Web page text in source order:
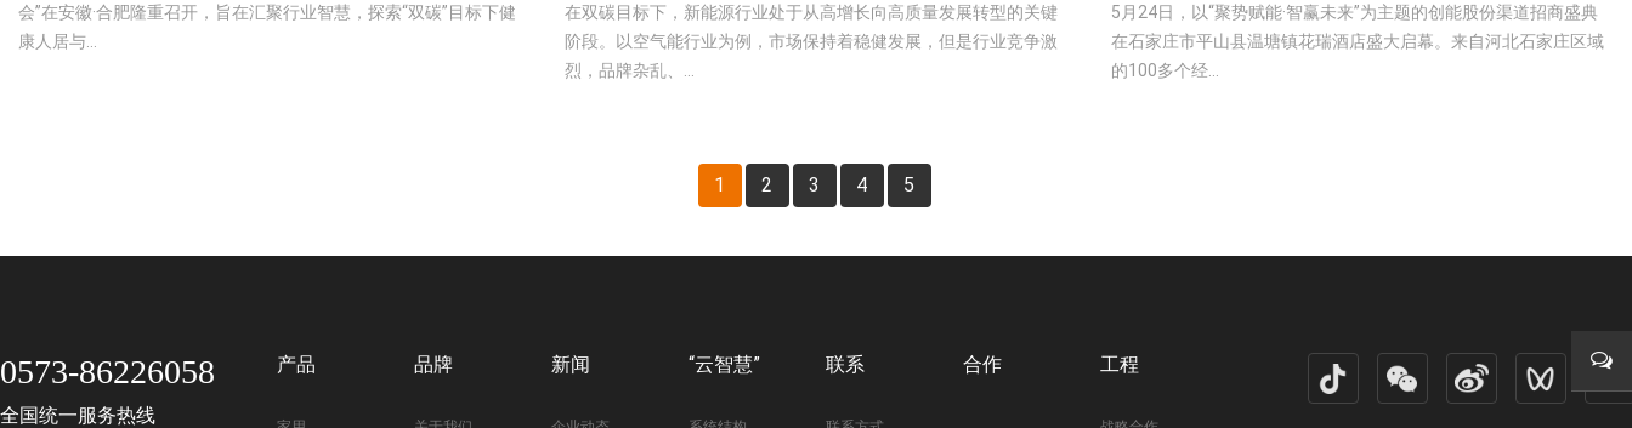
会”在安徽·合肥隆重召开，旨在汇聚行业智慧，探索“双碳”目标下健
康人居与...
在双碳目标下，新能源行业处于从高增长向高质量发展转型的关键
阶段。以空气能行业为例，市场保持着稳健发展，但是行业竞争激
烈，品牌杂乱、...
5月24日，以“聚势赋能·智赢未来”为主题的创能股份渠道招商盛典
在石家庄市平山县温塘镇花瑞酒店盛大启幕。来自河北石家庄区域
的100多个经...
1 2 3 4 5
0573-86226058
全国统一服务热线
产品 品牌 新闻 “云智慧” 联系 合作 工程